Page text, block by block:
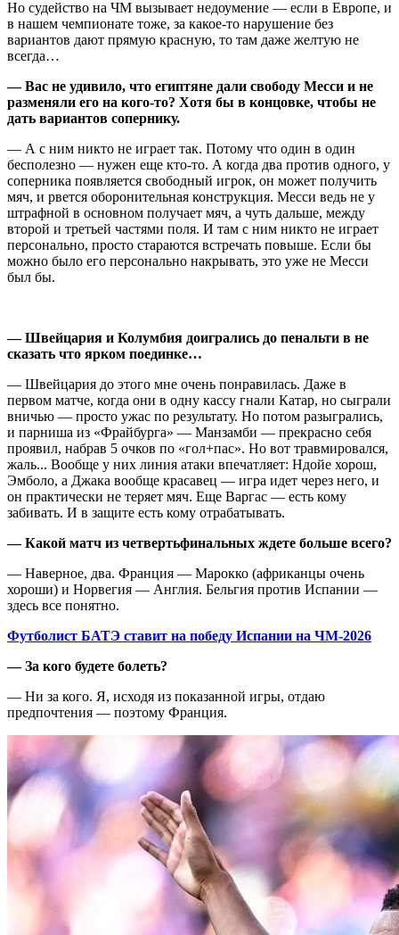
Но судейство на ЧМ вызывает недоумение — если в Европе, и
в нашем чемпионате тоже, за какое-то нарушение без
вариантов дают прямую красную, то там даже желтую не
всегда…
— Вас не удивило, что египтяне дали свободу Месси и не
разменяли его на кого-то? Хотя бы в концовке, чтобы не
дать вариантов сопернику.
— А с ним никто не играет так. Потому что один в один
бесполезно — нужен еще кто-то. А когда два против одного, у
соперника появляется свободный игрок, он может получить
мяч, и рвется оборонительная конструкция. Месси ведь не у
штрафной в основном получает мяч, а чуть дальше, между
второй и третьей частями поля. И там с ним никто не играет
персонально, просто стараются встречать повыше. Если бы
можно было его персонально накрывать, это уже не Месси
был бы.
— Швейцария и Колумбия доигрались до пенальти в не
сказать что ярком поединке…
— Швейцария до этого мне очень понравилась. Даже в
первом матче, когда они в одну кассу гнали Катар, но сыграли
вничью — просто ужас по результату. Но потом разыгрались,
и парниша из «Фрайбурга» — Манзамби — прекрасно себя
проявил, набрав 5 очков по «гол+пас». Но вот травмировался,
жаль... Вообще у них линия атаки впечатляет: Ндойе хорош,
Эмболо, а Джака вообще красавец — игра идет через него, и
он практически не теряет мяч. Еще Варгас — есть кому
забивать. И в защите есть кому отрабатывать.
— Какой матч из четвертьфинальных ждете больше всего?
— Наверное, два. Франция — Марокко (африканцы очень
хороши) и Норвегия — Англия. Бельгия против Испании —
здесь все понятно.
Футболист БАТЭ ставит на победу Испании на ЧМ-2026
— За кого будете болеть?
— Ни за кого. Я, исходя из показанной игры, отдаю
предпочтения — поэтому Франция.